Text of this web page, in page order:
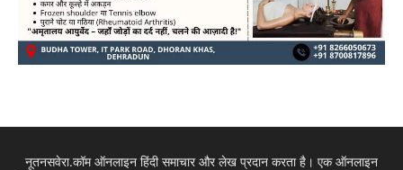
नूतनसवेरा.कॉम ऑनलाइन हिंदी समाचार और लेख प्रदान करता है। एक ऑनलाइन